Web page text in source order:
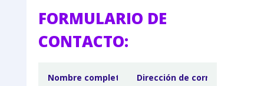
FORMULARIO DE
CONTACTO: